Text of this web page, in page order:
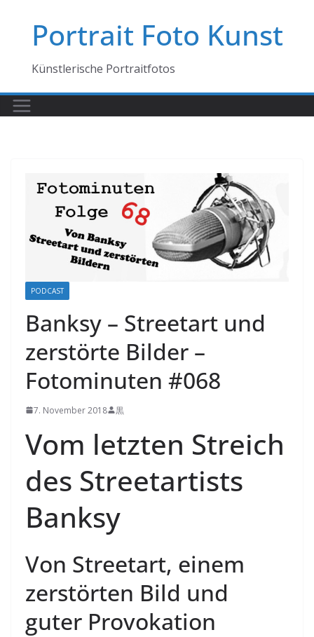
springenPortrait Foto Kunst
Künstlerische Portraitfotos
PODCAST
Banksy – Streetart und
zerstörte Bilder –
Fotominuten #068
7. November 2018 黒
Vom letzten Streich
des Streetartists
Banksy
Von Streetart, einem
zerstörten Bild und
guter Provokation